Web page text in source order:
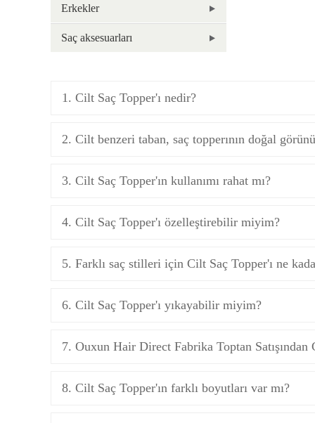
Erkekler
Saç aksesuarları
1. Cilt Saç Topper'ı nedir?
2. Cilt benzeri taban, saç topperının doğal
3. Cilt Saç Topper'ın kullanımı rahat mı?
4. Cilt Saç Topper'ı özelleştirebilir miyim?
5. Farklı saç stilleri için Cilt Saç Topper'ı ne
6. Cilt Saç Topper'ı yıkayabilir miyim?
7. Ouxun Hair Direct Fabrika Toptan Satışından
8. Cilt Saç Topper'ın farklı boyutları var mı?